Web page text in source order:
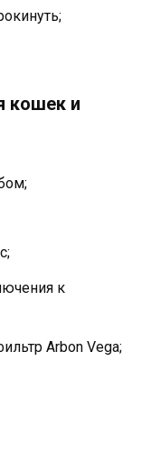
кошек и
к
Arbon Vega;